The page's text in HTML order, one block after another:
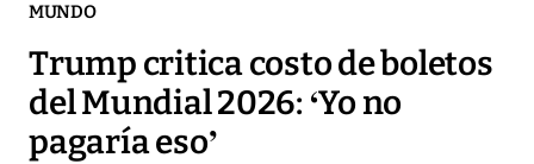
MUNDO
Trump critica costo de boletos
del Mundial 2026: ‘Yo no
pagaría eso’